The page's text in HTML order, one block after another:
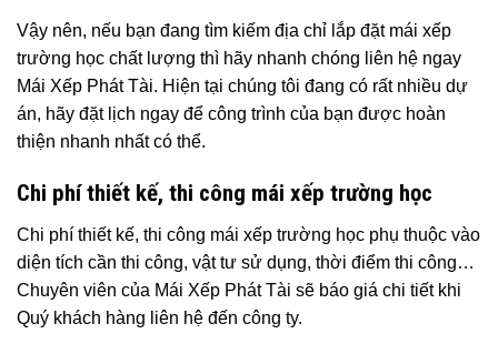
Vậy nên, nếu bạn đang tìm kiếm địa chỉ lắp đặt mái xếp
trường học chất lượng thì hãy nhanh chóng liên hệ ngay
Mái Xếp Phát Tài. Hiện tại chúng tôi đang có rất nhiều dự
án, hãy đặt lịch ngay để công trình của bạn được hoàn
thiện nhanh nhất có thể.
Chi phí thiết kế, thi công mái xếp trường học
Chi phí thiết kế, thi công mái xếp trường học phụ thuộc vào
diện tích cần thi công, vật tư sử dụng, thời điểm thi công…
Chuyên viên của Mái Xếp Phát Tài sẽ báo giá chi tiết khi
Quý khách hàng liên hệ đến công ty.